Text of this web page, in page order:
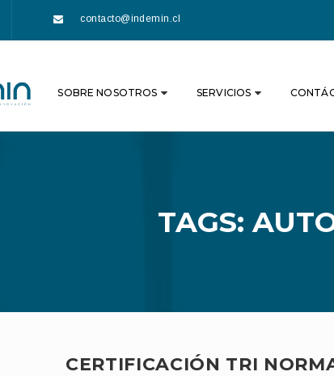
contacto@indemin.cl
SOBRE NOSOTROS SERVICIOS
TAGS:
CERTIFICACIÓN TRI